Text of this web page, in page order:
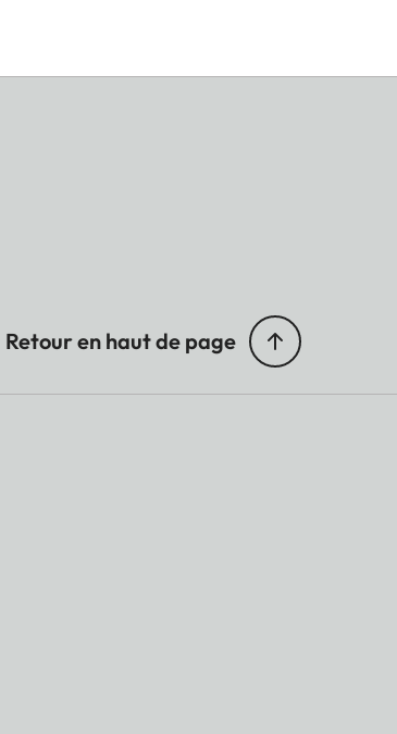
Retour en haut de page